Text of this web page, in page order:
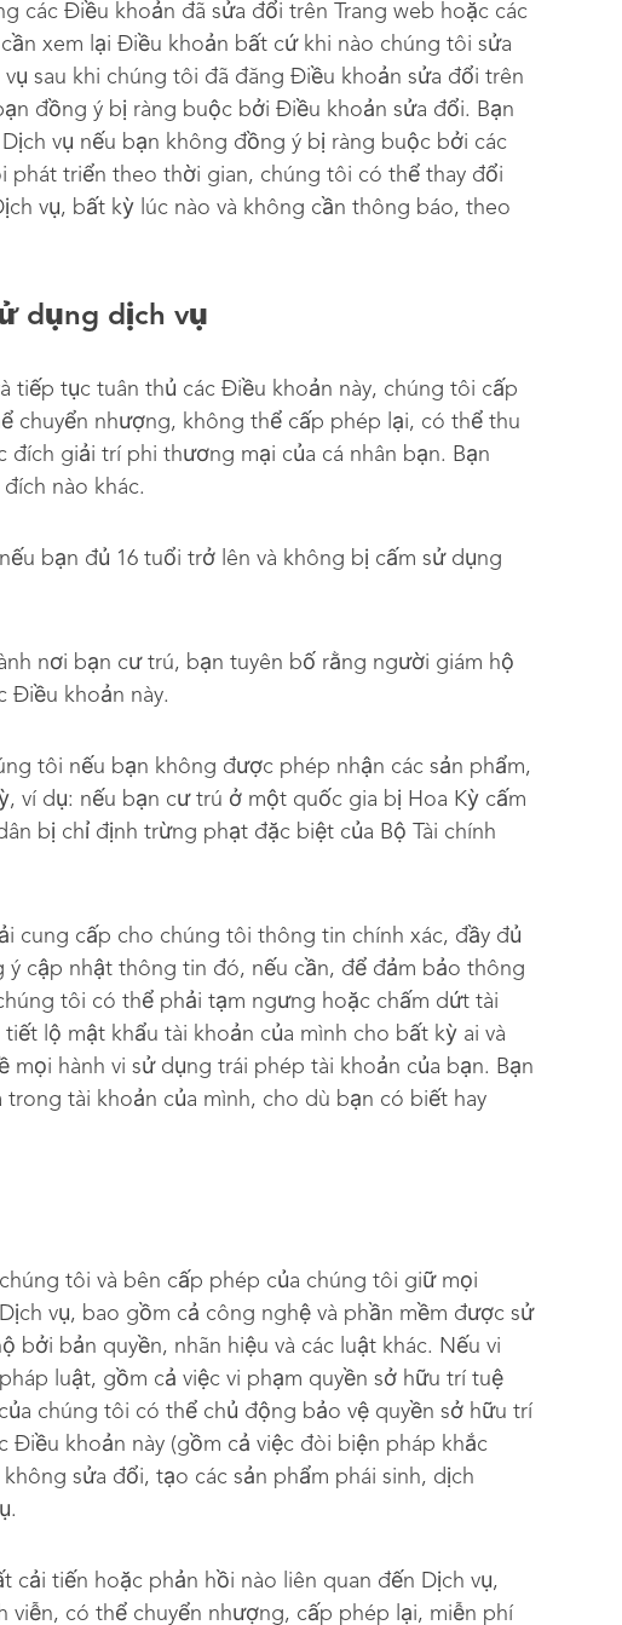
các Điều khoản đã sửa đổi trên Trang web hoặc các
xem lại Điều khoản bất cứ khi nào chúng tôi sửa
sau khi chúng tôi đã đăng Điều khoản sửa đổi trên
đồng ý bị ràng buộc bởi Điều khoản sửa đổi. Bạn
vụ nếu bạn không đồng ý bị ràng buộc bởi các
phát triển theo thời gian, chúng tôi có thể thay đổi
vụ, bất kỳ lúc nào và không cần thông báo, theo
dụng dịch vụ
tiếp tục tuân thủ các Điều khoản này, chúng tôi cấp
chuyển nhượng, không thể cấp phép lại, có thể thu
đích giải trí phi thương mại của cá nhân bạn. Bạn
nào khác.
bạn đủ 16 tuổi trở lên và không bị cấm sử dụng
nơi bạn cư trú, bạn tuyên bố rằng người giám hộ
Điều khoản này.
tôi nếu bạn không được phép nhận các sản phẩm,
ví dụ: nếu bạn cư trú ở một quốc gia bị Hoa Kỳ cấm
bị chỉ định trừng phạt đặc biệt của Bộ Tài chính
cung cấp cho chúng tôi thông tin chính xác, đầy đủ
ý cập nhật thông tin đó, nếu cần, để đảm bảo thông
tôi có thể phải tạm ngưng hoặc chấm dứt tài
lộ mật khẩu tài khoản của mình cho bất kỳ ai và
hành vi sử dụng trái phép tài khoản của bạn. Bạn
tài khoản của mình, cho dù bạn có biết hay
tôi và bên cấp phép của chúng tôi giữ mọi
vụ, bao gồm cả công nghệ và phần mềm được sử
bởi bản quyền, nhãn hiệu và các luật khác. Nếu vi
luật, gồm cả việc vi phạm quyền sở hữu trí tuệ
chúng tôi có thể chủ động bảo vệ quyền sở hữu trí
khoản này (gồm cả việc đòi biện pháp khắc
sửa đổi, tạo các sản phẩm phái sinh, dịch
tiến hoặc phản hồi nào liên quan đến Dịch vụ,
viễn, có thể chuyển nhượng, cấp phép lại, miễn phí